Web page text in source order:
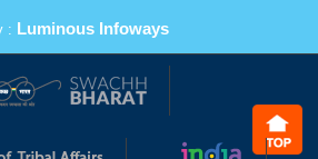
: Luminous Infoways